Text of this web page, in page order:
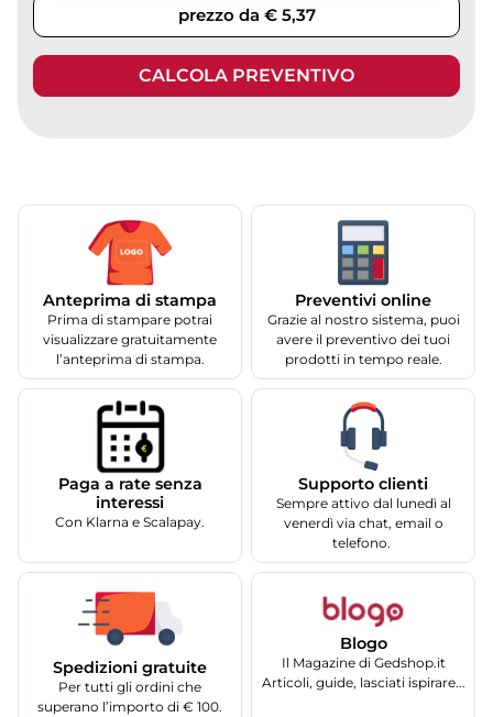
prezzo da € 5,37
CALCOLA PREVENTIVO
Anteprima di stampa
Prima di stampare potrai
visualizzare gratuitamente
l’anteprima di stampa.
Preventivi online
Grazie al nostro sistema, puoi
avere il preventivo dei tuoi
prodotti in tempo reale.
Paga a rate senza
interessi
Con Klarna e Scalapay.
Supporto clienti
Sempre attivo dal lunedì al
venerdì via chat, email o
telefono.
Spedizioni gratuite
Per tutti gli ordini che
superano l’importo di € 100.
Blogo
Il Magazine di Gedshop.it
Articoli, guide, lasciati ispirare...